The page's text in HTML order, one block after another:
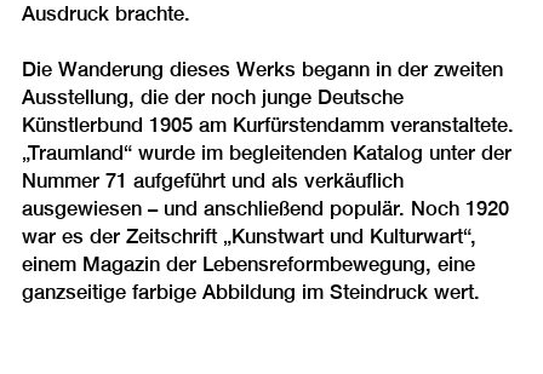
Ausdruck brachte.
Die Wanderung dieses Werks begann in der zweiten
Ausstellung, die der noch junge Deutsche
Künstlerbund 1905 am Kurfürstendamm veranstaltete.
„Traumland“ wurde im begleitenden Katalog unter der
Nummer 71 aufgeführt und als verkäuflich
ausgewiesen – und anschließend populär. Noch 1920
war es der Zeitschrift „Kunstwart und Kulturwart“,
einem Magazin der Lebensreformbewegung, eine
ganzseitige farbige Abbildung im Steindruck wert.